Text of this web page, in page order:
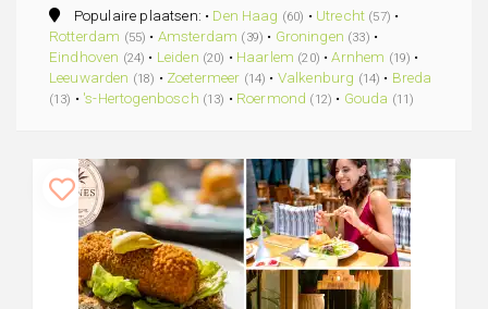
Populaire plaatsen: • Den Haag (60) • Utrecht (57) •
Rotterdam (55) • Amsterdam (39) • Groningen (33) •
Eindhoven (24) • Leiden (20) • Haarlem (20) •Arnhem (19) •
Leeuwarden (18) • Zoetermeer (14) • Valkenburg (14) • Breda
(13) • 's-Hertogenbosch (13) • Roermond (12) • Gouda (11)